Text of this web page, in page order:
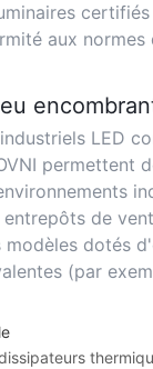
grands
sont
aux
LED
permettent
tout en
de la
à hauts
de
en
modèles dotés
(par
restreints.